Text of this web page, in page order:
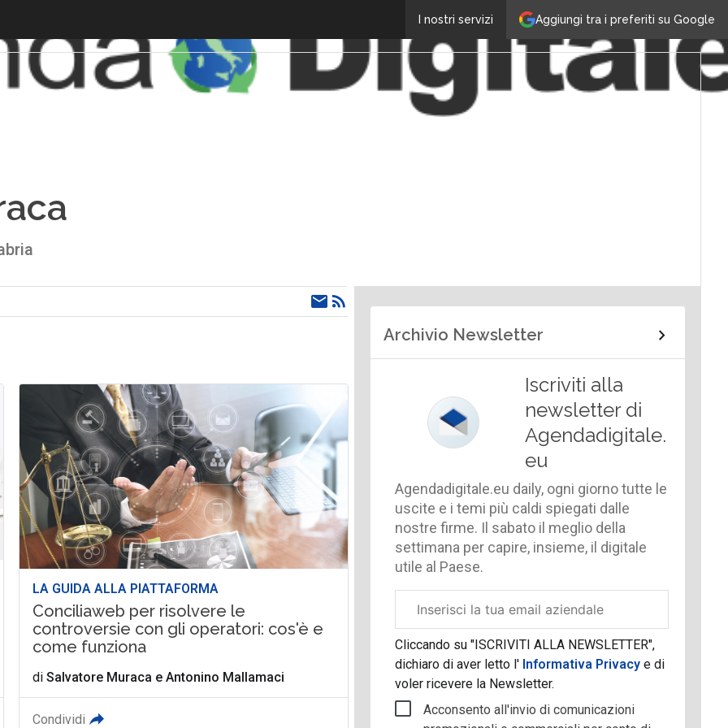
Aggiungi tra i preferiti su Google
I nostri servizi
LA GUIDA ALLA PIATTAFORMA
Conciliaweb per risolvere le
controversie con gli operatori: cos'è e
come funziona
diSalvatore Muraca eAntonino Mallamaci
Condividi
Archivio Newsletter
Iscriviti alla
newsletter di
Agendadigitale.
eu
Agendadigitale.eu daily, ogni giorno tutte le
uscite e i temi più caldi spiegati dalle
nostre firme. Il sabato il meglio della
settimana per capire, insieme, il digitale
utile al Paese.
aziendale
Cliccando su "ISCRIVITI ALLA NEWSLETTER",
dichiaro di aver letto l' Informativa Privacye di
voler ricevere la Newsletter.
Acconsento all'invio di comunicazioni